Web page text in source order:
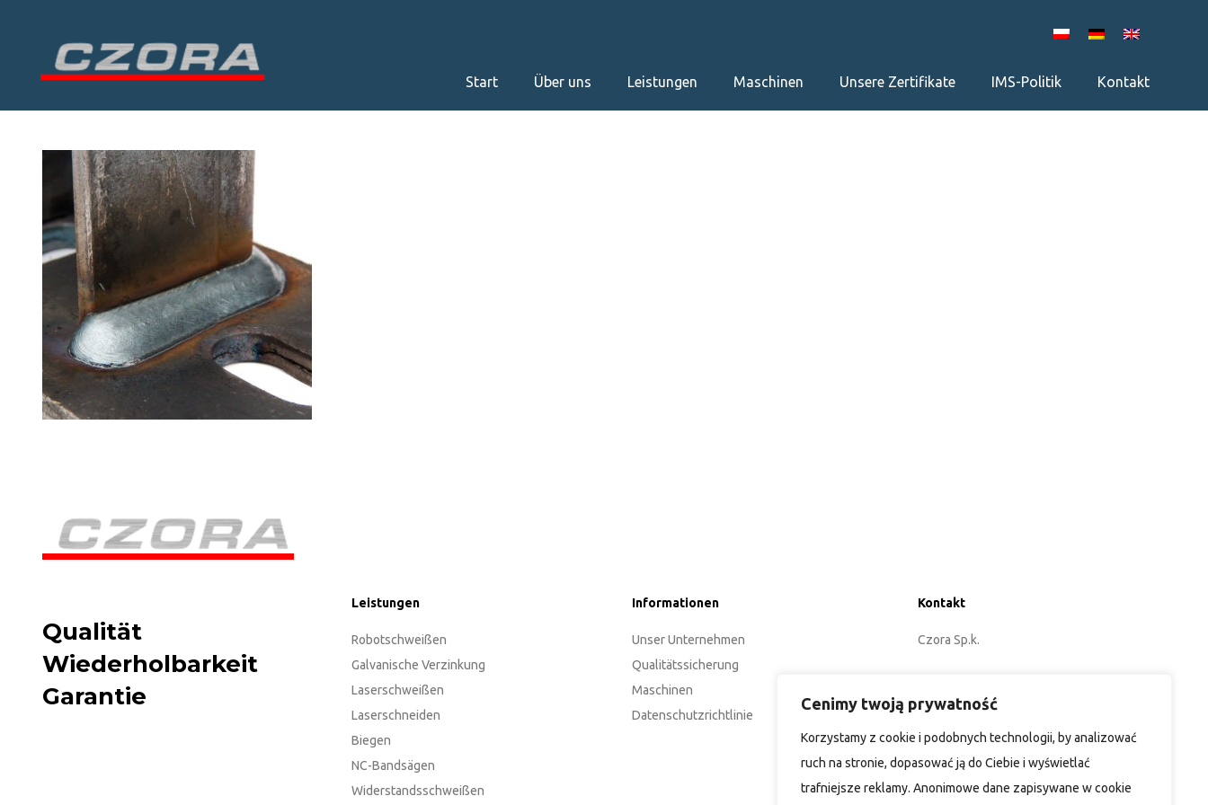
Cenimy twoją prywatność
Korzystamy z cookie i podobnych technologii, by analizować
ruch na stronie, dopasować ją do Ciebie i wyświetlać
trafniejsze reklamy. Anonimowe dane zapisywane w cookie
Start Über uns Leistungen Maschinen Unsere Zertifikate IMS-Politik Kontakt
Qualität
Wiederholbarkeit
Garantie
Leistungen
Robotschweißen
Galvanische Verzinkung
Laserschweißen
Laserschneiden
Biegen
NC-Bandsägen
Widerstandsschweißen
Informationen
Unser Unternehmen
Qualitätssicherung
Maschinen
Datenschutzrichtlinie
Kontakt
Czora Sp.k.
45-920 Opole
POLEN
+48 77 402 35 76